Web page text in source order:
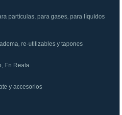
partículas, para gases, para líquidos
re-utilizables y tapones
En Reata
y accesorios